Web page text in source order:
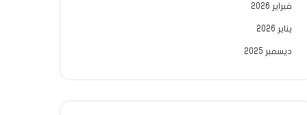
فبراير 2026
يناير 2026
ديسمبر 2025